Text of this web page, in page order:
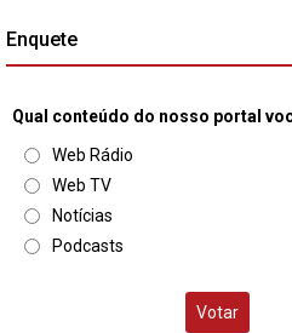
Enquete
Qual conteúdo do nosso portal
Web Rádio
Web TV
Notícias
Podcasts
Votar